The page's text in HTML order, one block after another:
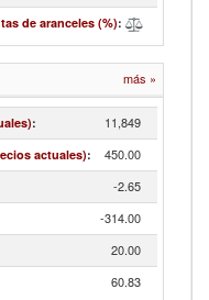
de aranceles (%):
más »
: 11,849
actuales): 450.00
-2.65
-314.00
20.00
60.83